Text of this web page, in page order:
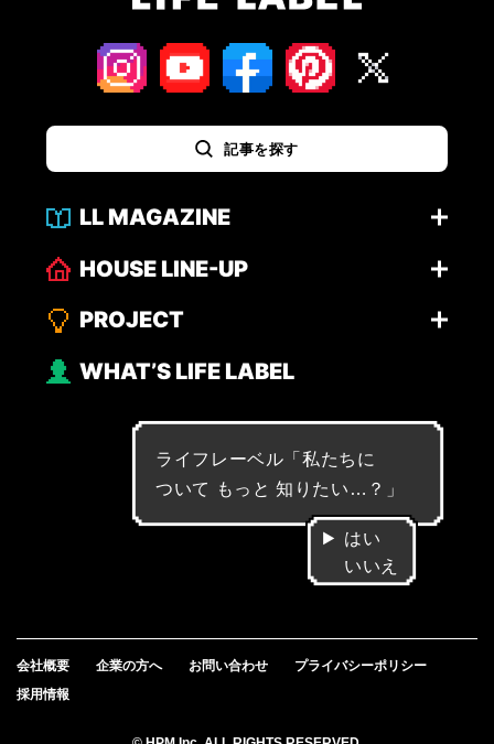
記事を探す
LL MAGAZINE
HOUSE LINE-UP
PROJECT
WHAT’S LIFE LABEL
ライフレーベル「私たち に
ついて も っ と 知 り た い … ？ 」
はい
いいえ
会社概要 企業の方へ お問い合わせ
プライバシーポリシー
採用情報